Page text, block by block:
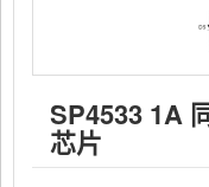
SP4533 1A
芯片